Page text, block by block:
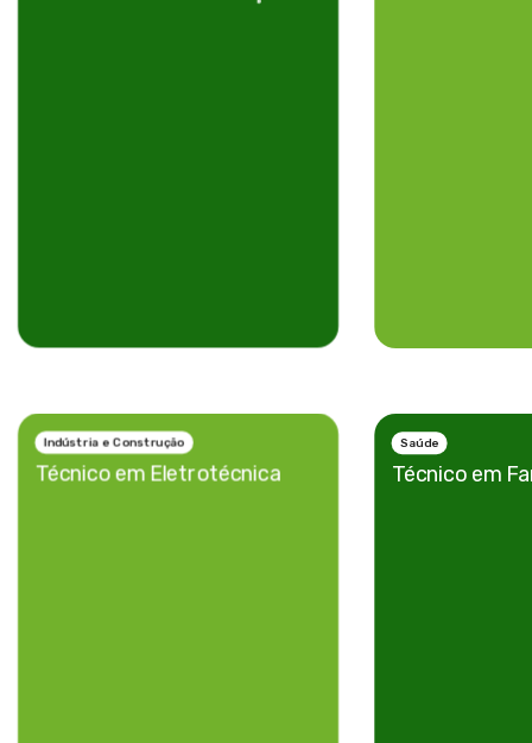
Indústria e Construção
Técnico em Eletrotécnica
Saúde
Técnico em